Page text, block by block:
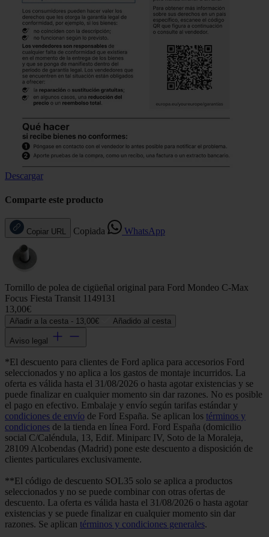
Descargar
Comparte este producto
Copiar URL Copiada WhatsApp
Tornillo de polea de cigüeñal original para Ford Mondeo C-Max
Focus Fiesta Transit 1149131
13,00€
Añadir a la cesta - 13,00€ Añadido al cesta
Aviso legal
*El descuento para clientes de Ford aplica para accesorios Ford
seleccionados y no aplica a los gastos de montaje incurridos. La
oferta es válida hasta el 31/08/2026 o hasta agotar existencias y se
puede finalizar en cualquier momento sin dar razones. No es posible
el pago en efectivo. Embalaje y envío según tarifas estándar y
condiciones de envío de Ford España. Se aplican los términos y
condiciones de la tienda en línea Ford. Ford España (domicilio
social C/Caléndula, 13, Edif. Miniparc IV, Soto de la Moraleja,
28109 Alcobendas (Madrid) pone este descuento a disposición de
clientes particulares exclusivamente.
**El código de descuento SOL35 solo se aplica a productos
seleccionados y no se puede combinar con otras ofertas de
descuento. La oferta es válida hasta el 31/08/2026 o hasta agotar
existencias y se puede finalizar en cualquier momento sin dar
razones. Se aplican términos y condiciones generales.